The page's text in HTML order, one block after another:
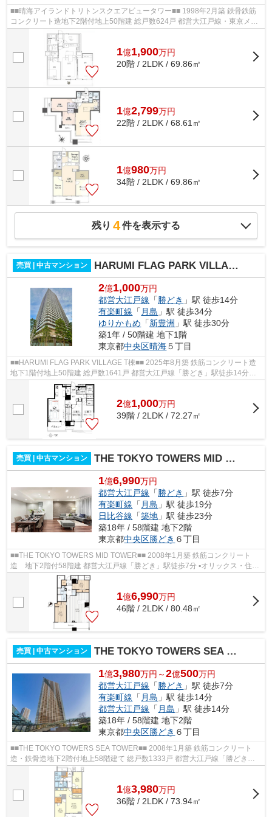
■■晴海アイランドトリトンスクエアビュータワー■■ 1998年2月築 鉄骨鉄筋
コンクリート造地下2階付地上50階建 総戸数624戸 都営大江戸線・東京メト
ロ有楽町線「月島」駅 徒歩7分 オ...
1億1,900万円
20階 / 2LDK / 69.86㎡
1億2,799万円
22階 / 2LDK / 68.61㎡
1億980万円
34階 / 2LDK / 69.86㎡
残り 4件を表示する
売買 | 中古マンション HARUMI FLAG PARK VILLAGE T棟
2億1,000万円
都営大江戸線 「勝どき 」駅 徒歩14分
有楽町線 「 月島 」駅 徒歩34分
ゆりかもめ 「新豊洲 」駅 徒歩30分
築1年 / 50階建 地下1階
東京都中央区晴海５丁目
■■HARUMI FLAG PARK VILLAGE T棟■■ 2025年8月築 鉄筋コンクリート造
地下1階付地上50階建 総戸数1641戸 都営大江戸線「勝どき」駅徒歩14分
【共用施設】 ○ パーティールームガーデン...
2億1,000万円
39階 / 2LDK / 72.27㎡
売買 | 中古マンション THE TOKYO TOWERS MID TOWER
1億6,990万円
都営大江戸線 「 勝どき 」駅 徒歩7分
有楽町線 「 月島 」駅 徒歩19分
日比谷線 「築地 」駅 徒歩23分
築18年 / 58階建 地下2階
東京都中央区勝どき ６丁目
■■THE TOKYO TOWERS MID TOWER■■ 2008年1月築 鉄筋コンクリート
造 地下2階付58階建 都営大江戸線「勝どき」駅徒歩7分 ▪オリックス・住
商・東急不動産旧分譲×前田建設・大成建設施...
1億6,990万円
46階 / 2LDK / 80.48㎡
売買 | 中古マンション THE TOKYO TOWERS SEA TOWER
1億3,980万円～2億500万円
都営大江戸線 「 勝どき 」駅 徒歩7分
有楽町線 「 月島 」駅 徒歩14分
都営大江戸線 「 月島 」駅 徒歩14分
築18年 / 58階建 地下2階
東京都中央区勝どき ６丁目
■■THE TOKYO TOWERS SEA TOWER■■ 2008年1月築 鉄筋コンクリート
造・鉄骨造地下2階付地上58階建て 総戸数1333戸 都営大江戸線「勝どき」
駅徒歩7分 ≪共用施設≫ ○スカイラウンジ ○ゲス...
1億3,980万円
36階 / 2LDK / 73.94㎡